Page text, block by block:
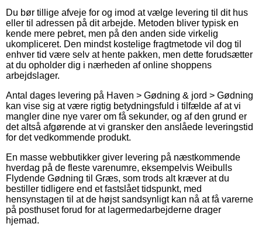
Du bør tillige afveje for og imod at vælge levering til dit hus
eller til adressen på dit arbejde. Metoden bliver typisk en
kende mere pebret, men på den anden side virkelig
ukompliceret. Den mindst kostelige fragtmetode vil dog til
enhver tid være selv at hente pakken, men dette forudsætter
at du opholder dig i nærheden af online shoppens
arbejdslager.
Antal dages levering på Haven > Gødning & jord > Gødning
kan vise sig at være rigtig betydningsfuld i tilfælde af at vi
mangler dine nye varer om få sekunder, og af den grund er
det altså afgørende at vi gransker den anslåede leveringstid
for det vedkommende produkt.
En masse webbutikker giver levering på næstkommende
hverdag på de fleste varenumre, eksempelvis Weibulls
Flydende Gødning til Græs, som trods alt kræver at du
bestiller tidligere end et fastslået tidspunkt, med
hensynstagen til at de højst sandsynligt kan nå at få varerne
på posthuset forud for at lagermedarbejderne drager
hjemad.